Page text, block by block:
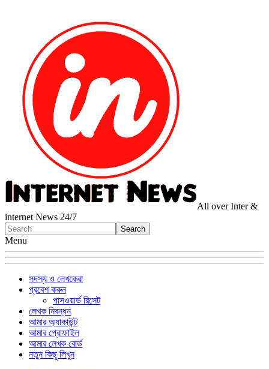
All over Inter &
internet News 24/7
Menu
সদস্য ও লেখকেরা
প্রবেশ করুন
পাসওয়ার্ড রিসেট
লেখক নিবন্ধন
আমার অ্যাকাউন্ট
আমার প্রোফাইল
আমার লেখক বোর্ড
নতুন কিছু লিখুন